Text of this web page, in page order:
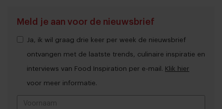
Meld je aan voor de nieuwsbrief
Ja, ik wil graag drie keer per week de nieuwsbrief
ontvangen met de laatste trends, culinaire inspiratie en
interviews van Food Inspiration per e-mail. Klik hier
voor meer informatie.